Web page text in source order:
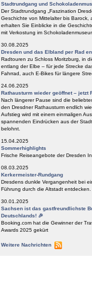
Stadtrundgang und
Der Stadtrundgang „Faszination
Geschichte von Mittelalter bis Barock,
erhalten Sie Einblicke in die
mit Verkostung im
30.08.2025
Dresden und das Elbland per Rad
Radtouren zu Schloss Moritzburg, in
entlang der Elbe – für jede Strecke
Fahrrad, auch E-Bikes für längere
24.06.2025
Rathausturm wieder geöffnet – jetzt
Nach längerer Pause sind die
den Dresdner Rathausturm endlich
Aufstieg wird mit einem einmaligen
spannenden Eindrücken aus der
belohnt.
15.04.2025
Sommerhighlights
Frische Reiseangebote der Dresden
08.03.2025
Kerkermeister-Rundgang
Dresdens dunkle Vergangenheit bei
Führung durch die Altstadt entdecken.
30.01.2025
Sachsen ist das gastfreundlichste
Deutschlands! 🎉
Booking.com hat die Gewinner der
Awards 2025 gekürt
Weitere Nachrichten